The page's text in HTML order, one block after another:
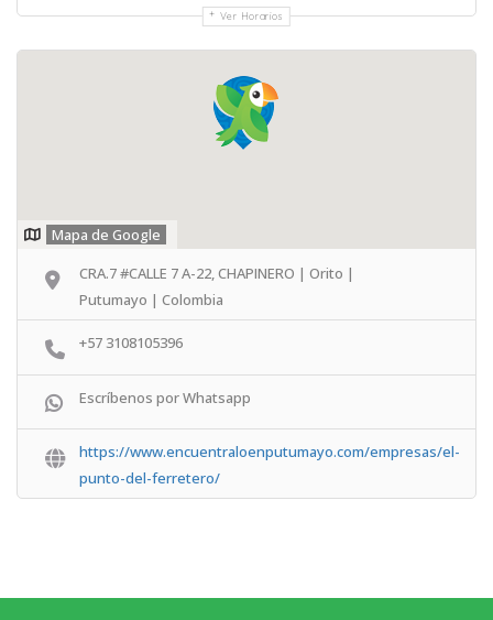
Ver Horarios
Mapa de Google
CRA.7 #CALLE 7 A-22, CHAPINERO | Orito |
Putumayo | Colombia
+57 3108105396
Escríbenos por Whatsapp
https://www.encuentraloenputumayo.com/empresas/el-
punto-del-ferretero/